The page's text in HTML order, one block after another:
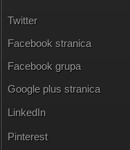
Twitter
Facebook stranica
Facebook grupa
Google plus stranica
LinkedIn
Pinterest